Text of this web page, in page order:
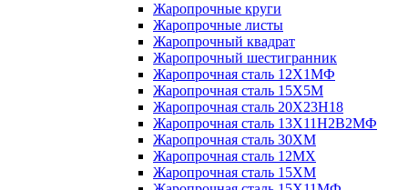
Жаропрочные круги
Жаропрочные листы
Жаропрочный квадрат
Жаропрочный шестигранник
Жаропрочная сталь 12Х1МФ
Жаропрочная сталь 15Х5М
Жаропрочная сталь 20Х23Н18
Жаропрочная сталь 13Х11Н2В2МФ
Жаропрочная сталь 30ХМ
Жаропрочная сталь 12МХ
Жаропрочная сталь 15ХМ